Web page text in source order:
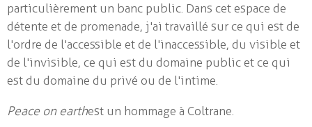
particulièrement un banc public. Dans cet espace de
détente et de promenade, j'ai travaillé sur ce qui est de
l'ordre de l'accessible et de l'inaccessible, du visible et
de l'invisible, ce qui est du domaine public et ce qui
est du domaine du privé ou de l'intime.
Peace on earthest un hommage à Coltrane.